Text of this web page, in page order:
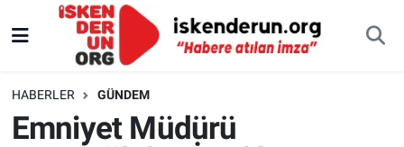
HABERLER GÜNDEM
Emniyet Müdürü